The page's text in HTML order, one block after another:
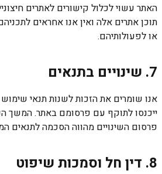
האתר עשוי לכלול קישורים לאתרים
תוכן אתרים אלה ואין אנו אחראים
או לפעולותיהם.
7. שינויים בתנאים
אנו שומרים את הזכות לשנות תנאי
ייכנסו לתוקף עם פרסומם באתר. המשך
פרסום השינויים מהווה הסכמה לתנאים
8. דין חל וסמכות שיפוט